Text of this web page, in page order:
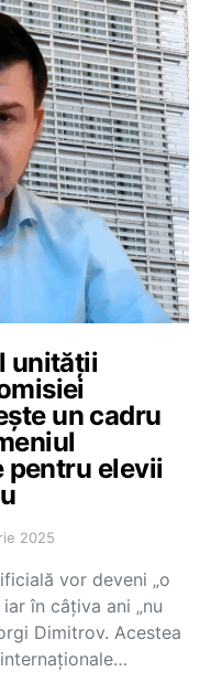
unității
un cadru
elevii
2025
vor deveni „o
în câțiva ani „nu
Dimitrov. Acestea